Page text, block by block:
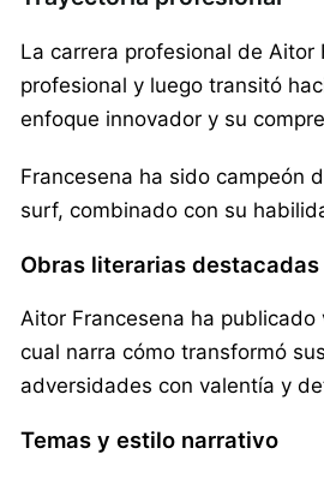
La carrera profesional de
profesional y luego transitó
enfoque innovador y su
Francesena ha sido campeón
surf, combinado con su
Obras literarias destacadas
Aitor Francesena ha
cual narra cómo transformó
adversidades con valentía y
Temas y estilo narrativo